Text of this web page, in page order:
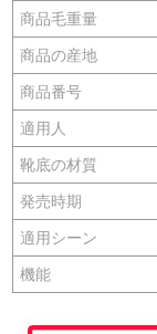
商品毛重量
商品の産地
商品番号
適用人
靴底の材質
発売時期
適用シーン
機能